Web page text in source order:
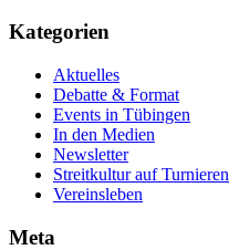
Kategorien
Aktuelles
Debatte & Format
Events in Tübingen
In den Medien
Newsletter
Streitkultur auf Turnieren
Vereinsleben
Meta